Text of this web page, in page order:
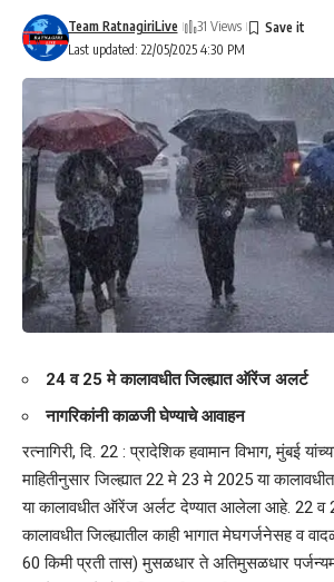
Last updated: 22/05/2025 4:30 PM
Team RatnagiriLive 31 Views
24 व 25 मे कालावधीत जिल्ह्यात ऑरेंज अलर्ट
नागरिकांनी काळजी घेण्याचे आवाहन
रत्नागिरी, दि. 22 : प्रादेशिक हवामान विभाग, मुंबई
माहितीनुसार जिल्ह्यात 22 मे 23 मे 2025 या
या कालावधीत ऑरेंज अर्लट देण्यात आलेला आहे. 22 व
कालावधीत जिल्ह्यातील काही भागात मेघगर्जनेसह व
60 किमी प्रती तास) मुसळधार ते अतिमुसळधार